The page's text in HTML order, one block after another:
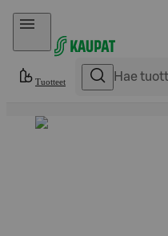
Hyppää sisältöön
Tuotteet